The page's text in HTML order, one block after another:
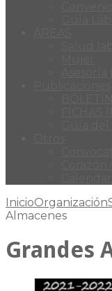
InicioOrganización
Almacenes
Grandes